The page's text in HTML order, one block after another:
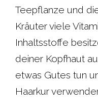
Teepflanze und
Kräuter viele
Inhaltsstoffe
deiner Kopfhaut
etwas Gutes tun
Haarkur